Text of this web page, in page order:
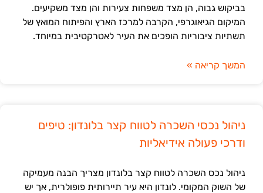
בביקוש גבוה, הן מצד משפחות צעירות והן מצד משקיעים.
המיקום הגיאוגרפי, הקרבה למרכז הארץ והפיתוח המואץ של
תשתיות ציבוריות הופכים את העיר לאטרקטיבית במיוחד.
המשך קריאה »
ניהול נכסי השכרה לטווח קצר בלונדון: טיפים
ודרכי פעולה אידיאליות
ניהול נכס השכרה לטווח קצר בלונדון מצריך הבנה מעמיקה
של השוק המקומי. לונדון היא עיר תיירותית פופולרית, אך יש